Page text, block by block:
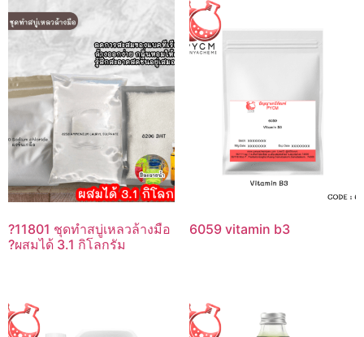
?11801 ชุดทำสบู่เหลวล้างมือ
?ผสมได้ 3.1 กิโลกรัม
6059 vitamin b3